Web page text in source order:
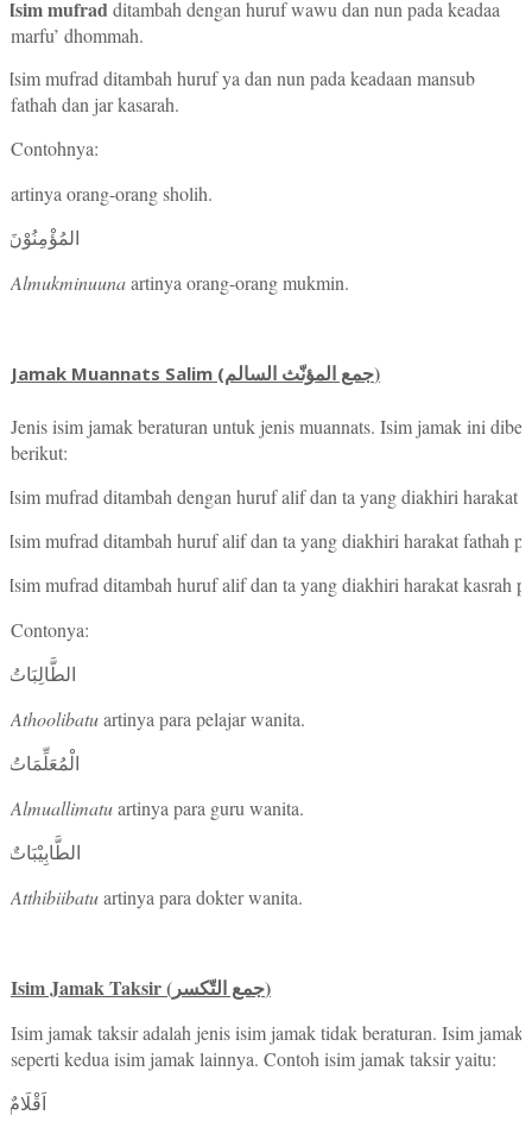
Isim mufradditambah dengan huruf wawu dan nun pada keadaa
marfu’ dhommah.
Isim mufrad ditambah huruf ya dan nun pada keadaan mansub
fathah dan jar kasarah.
Contohnya:
artinya orang-orang sholih.
المُؤْمِنُوْنَ
Almukminuunaartinya orang-orang mukmin.
Jamak Muannats Salim (جمع المؤنّث السالم)
Jenis isim jamak beraturan untuk jenis muannats. Isim jamak ini
berikut:
Isim mufrad ditambah dengan huruf alif dan ta yang diakhiri harakat
Isim mufrad ditambah huruf alif dan ta yang diakhiri harakat fathah
Isim mufrad ditambah huruf alif dan ta yang diakhiri harakat kasrah
Contonya:
الطَّالِبَاتُ
Athoolibatuartinya para pelajar wanita.
الْمُعَلِّمَاتُ
Almuallimatuartinya para guru wanita.
الطَّابِيْبَاتٌ
Atthibiibatuartinya para dokter wanita.
Isim Jamak Taksir(جمع التّكسر)
Isim jamak taksir adalah jenis isim jamak tidak beraturan. Isim
seperti kedua isim jamak lainnya. Contoh isim jamak taksir yaitu:
اَقْلَامٌ